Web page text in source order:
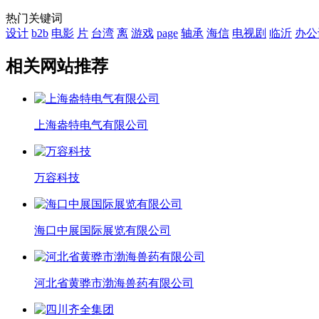
热门关键词
设计 b2b 电影 片 台湾 离 游戏 page 轴承 海信 电视剧 临沂 办
相关网站推荐
上海盎特电气有限公司
万容科技
海口中展国际展览有限公司
河北省黄骅市渤海兽药有限公司